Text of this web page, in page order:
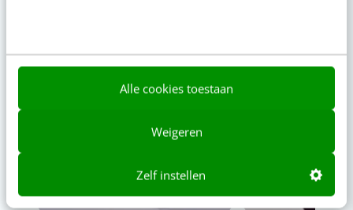
Alle cookies toestaan
Weigeren
Zelf instellen